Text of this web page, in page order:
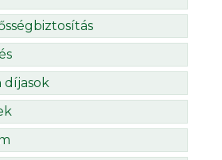
díjasok